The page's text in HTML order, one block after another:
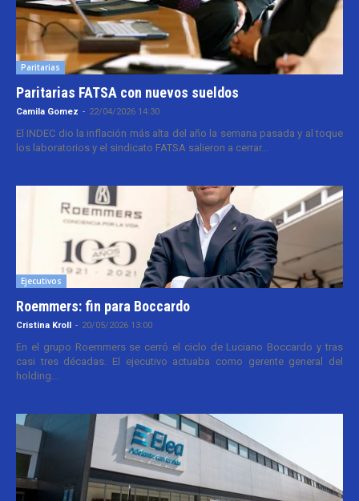
Paritarias
Paritarias FATSA con nuevos sueldos
Camila Gomez - 22/04/2026 14:30
El INDEC dio la inflación más alta del año la semana pasada y al toque
los laboratorios y el sindicato FATSA salieron a cerrar...
Ejecutivos
Roemmers: fin para Boccardo
Cristina Kroll - 20/05/2026 13:00
En el grupo Roemmers se cerró el ciclo de Luciano Boccardo y tras
casi tres décadas. El ejecutivo actuaba como gerente general del
holding...